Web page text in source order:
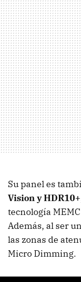
Su panel es
Vision y HDR10+
tecnología
Además, al ser
las zonas de
Micro Dimming.